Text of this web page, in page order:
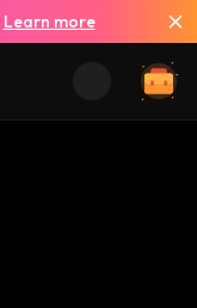
Learn more